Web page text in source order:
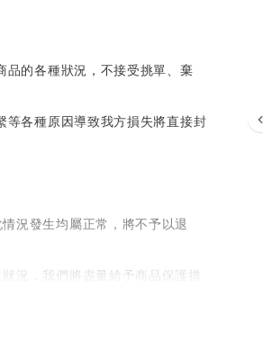
品的各種狀況，不接受挑單、棄
等各種原因導致我方損失將直接封
況發生均屬正常，將不予以退
況，我們將盡量給予商品保護措
為主。